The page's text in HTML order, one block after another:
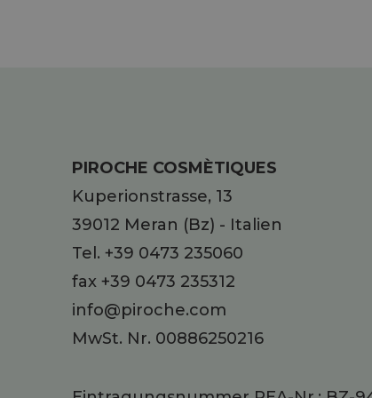
PIROCHE COSMÈTIQUES
Kuperionstrasse, 13
39012 Meran (Bz) - Italien
Tel. +39 0473 235060
fax +39 0473 235312
info@piroche.com
MwSt. Nr. 00886250216